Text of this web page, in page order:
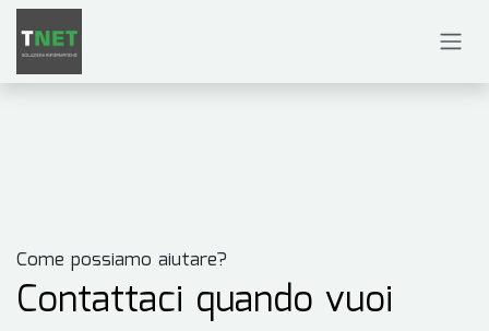
Passa al contenuto
Come possiamo aiutare?
Contattaci quando vuoi